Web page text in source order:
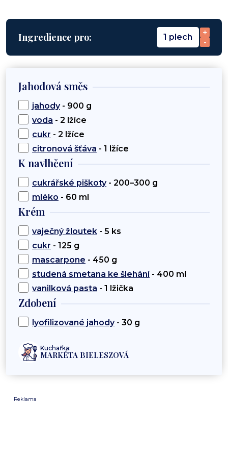
Ingredience pro: 1 plech
+
-
Jahodová směs
jahody- 900 g
voda - 2 lžíce
cukr - 2 lžíce
citronová šťáva - 1 lžíce
K navlhčení
cukrářské piškoty- 200–300 g
mléko - 60 ml
Krém
vaječný žloutek - 5 ks
cukr - 125 g
mascarpone - 450 g
studená smetana ke šlehání- 400 ml
vanilková pasta - 1 lžička
Zdobení
lyofilizované jahody- 30 g
Kuchařka:
MARKÉTA BIELESZOVÁ
Reklama